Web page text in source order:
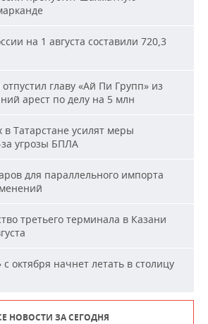
на 1 августа составили 720,3
главу «Ай Пи Групп» из
арест по делу на 5 млн
в Татарстане усилят меры
угрозы БПЛА
для параллельного импорта
третьего терминала в Казани
с октября начнет летать в столицу
НОВОСТИ ЗА СЕГОДНЯ